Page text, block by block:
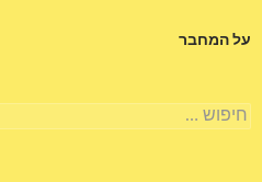
על המחבר
חיפוש: